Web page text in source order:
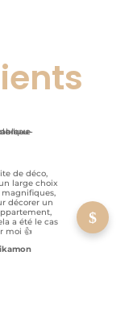
de déco,
large choix
décorer un
a été le cas
moi 👍